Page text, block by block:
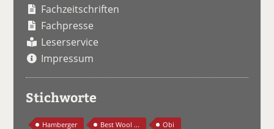
Fachzeitschriften
Fachpresse
Leserservice
Impressum
Stichworte
Hamberger Best Wool ... Obi